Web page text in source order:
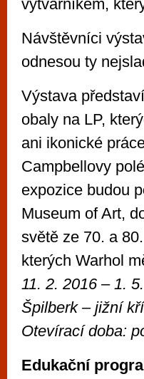
výtvarníkem,
Návštěvníci
odnesou ty
Výstava
obaly na LP,
ani ikonické
Campbellovy
expozice budou
Museum of Art,
světě ze 70. a
kterých Warhol
11. 2. 2016 – 1.
Špilberk – jižní
Otevírací doba:
Edukační